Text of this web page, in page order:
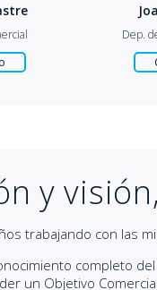
y
trabajando con las
completo
un Objetivo